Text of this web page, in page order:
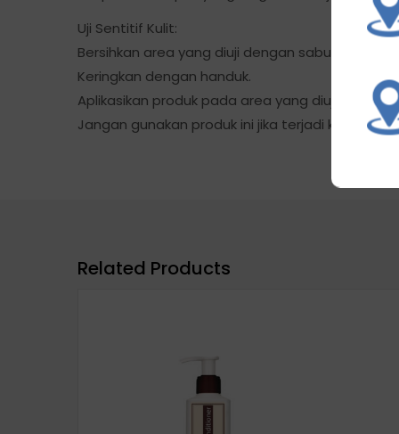
Uji Sentitif Kulit:
Bersihkan area yang diuji dengan sabun dan
Keringkan dengan handuk.
Aplikasikan produk pada area yang diuji dan
Jangan gunakan produk ini jika terjadi
Related Products